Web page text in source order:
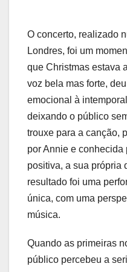
O concerto, realizado
Londres, foi um
que Christmas estava
voz bela mas forte,
emocional à
deixando o público
trouxe para a canção,
por Annie e
positiva, a sua própria
resultado foi uma
única, com uma
música.
Quando as primeiras
público percebeu a